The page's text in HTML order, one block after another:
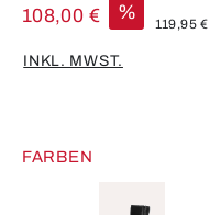
108,00 € %
119,95 €
INKL. MWST.
FARBEN